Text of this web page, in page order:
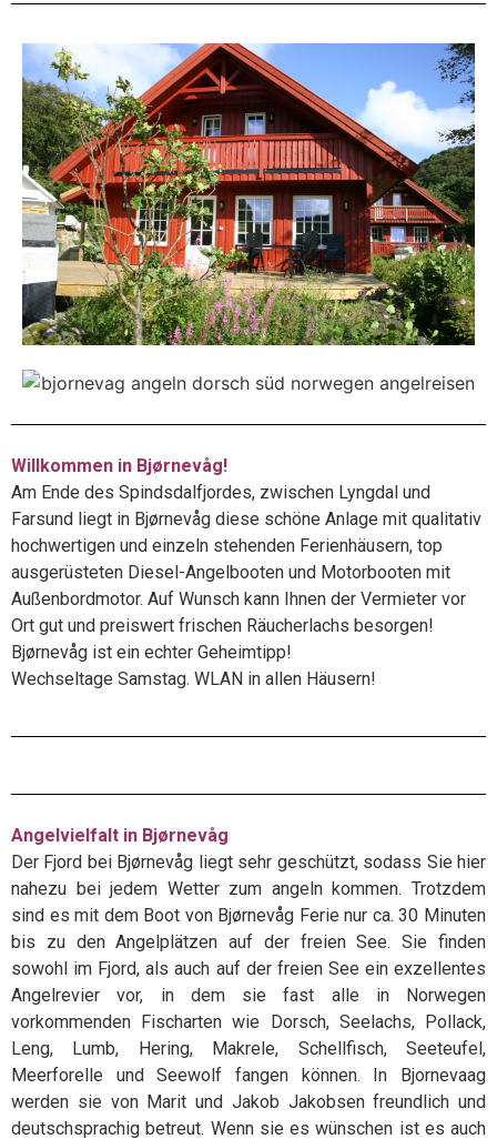
Willkommen in Bjørnevåg!
Am Ende des Spindsdalfjordes, zwischen Lyngdal und
Farsund liegt in Bjørnevåg diese schöne Anlage mit qualitativ
hochwertigen und einzeln stehenden Ferienhäusern, top
ausgerüsteten Diesel-Angelbooten und Motorbooten mit
Außenbordmotor. Auf Wunsch kann Ihnen der Vermieter vor
Ort gut und preiswert frischen Räucherlachs besorgen!
Bjørnevåg ist ein echter Geheimtipp!
Wechseltage Samstag. WLAN in allen Häusern!
Angelvielfalt in Bjørnevåg
Der Fjord bei Bjørnevåg liegt sehr geschützt, sodass Sie hier
nahezu bei jedem Wetter zum angeln kommen. Trotzdem
sind es mit dem Boot von Bjørnevåg Ferie nur ca. 30 Minuten
bis zu den Angelplätzen auf der freien See. Sie finden
sowohl im Fjord, als auch auf der freien See ein exzellentes
Angelrevier vor, in dem sie fast alle in Norwegen
vorkommenden Fischarten wie Dorsch, Seelachs, Pollack,
Leng, Lumb, Hering, Makrele, Schellfisch, Seeteufel,
Meerforelle und Seewolf fangen können. In Bjornevaag
werden sie von Marit und Jakob Jakobsen freundlich und
deutschsprachig betreut. Wenn sie es wünschen ist es auch